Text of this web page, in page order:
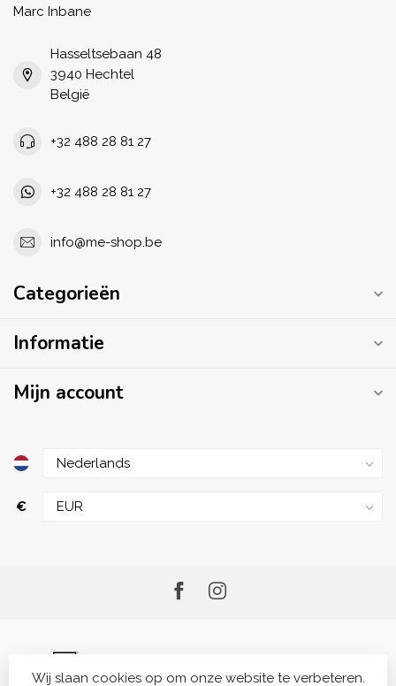
Marc Inbane
Hasseltsebaan 48
3940 Hechtel
België
+32 488 28 81 27
+32 488 28 81 27
info@me-shop.be
Categorieën
Informatie
Mijn account
€
Wij slaan cookies op om onze website te verbeteren.